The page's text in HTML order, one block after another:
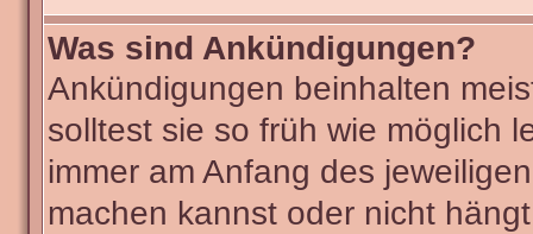
Was sind Ankündigungen?
Ankündigungen beinhalten
solltest sie so früh wie möglich
immer am Anfang des
machen kannst oder nicht